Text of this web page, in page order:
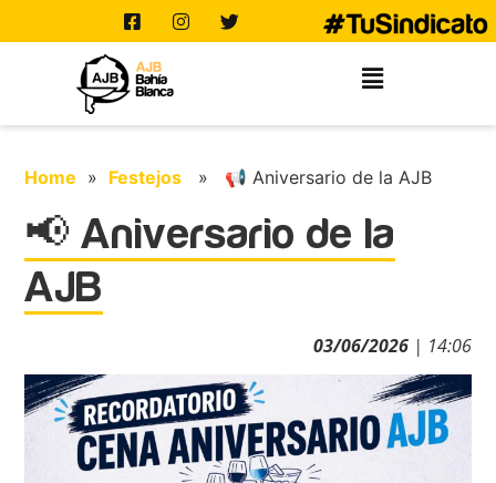
Home » Festejos » 📢 Aniversario de la AJB
📢 Aniversario de la
AJB
03/06/2026| 14:06